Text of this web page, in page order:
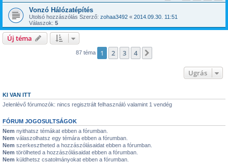
Vonzó Hálózatépítés
Utolsó hozzászólás Szerző: zohaa3492 « 2014.09.30. 11:51
Válaszok: 5
Új téma
87 téma 1 2 3 4
Ugrás
KI VAN ITT
Jelenlévő fórumozók: nincs regisztrált felhasználó valamint 1 vendég
FÓRUM JOGOSULTSÁGOK
Nem nyithatsz témákat ebben a fórumban.
Nem válaszolhatsz egy témára ebben a fórumban.
Nem szerkesztheted a hozzászólásaidat ebben a fórumban.
Nem törölheted a hozzászólásaidat ebben a fórumban.
Nem küldhetsz csatolmányokat ebben a fórumban.